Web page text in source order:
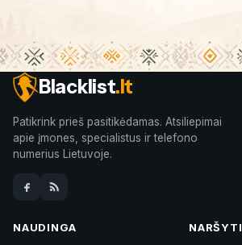
Blacklist.lt
Patikrink prieš pasitikėdamas. Atsiliepimai
apie įmones, specialistus ir telefono
numerius Lietuvoje.
NAUDINGA NARŠYTI